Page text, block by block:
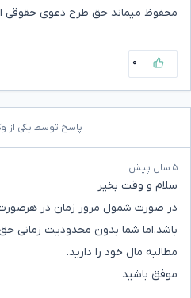
محفوظ میماند حق طرح دعوی حقوقی
۰
پاسخ توسط یکی از
۵ سال پیش
سلام و وقت بخیر
در صورت شمول مرور زمان در
باشد.اما شما بدون محدودیت زمانی
مطالبه مال خود را دارید.
موفق باشید